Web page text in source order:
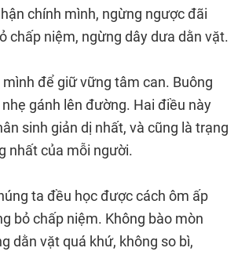
chính mình, ngừng ngược đãi
chấp niệm, ngừng dây dưa dằn vặt.
để giữ vững tâm can. Buông
gánh lên đường. Hai điều này
sinh giản dị nhất, và cũng là trạng
nhất của mỗi người.
ta đều học được cách ôm ấp
bỏ chấp niệm. Không bào mòn
dằn vặt quá khứ, không so bì,